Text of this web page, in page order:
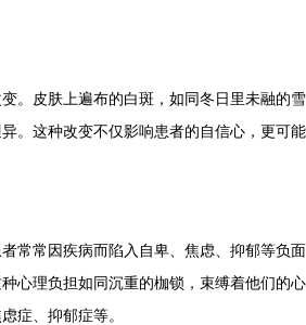
皮肤上遍布的白斑，如同冬日里未融的雪
。这种改变不仅影响患者的自信心，更可能
常因疾病而陷入自卑、焦虑、抑郁等负面
心理负担如同沉重的枷锁，束缚着他们的心
症、抑郁症等。